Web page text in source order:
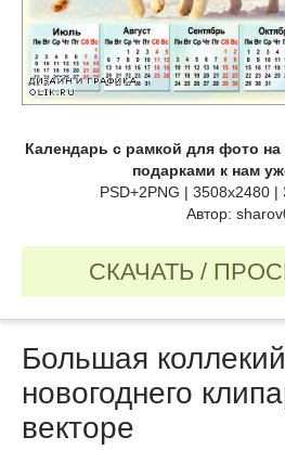
Календарь с рамкой для фото
подарками к нам
PSD+2PNG | 3508x2480
Автор:
СКАЧАТЬ /
Большая коллекий
новогоднего
векторе